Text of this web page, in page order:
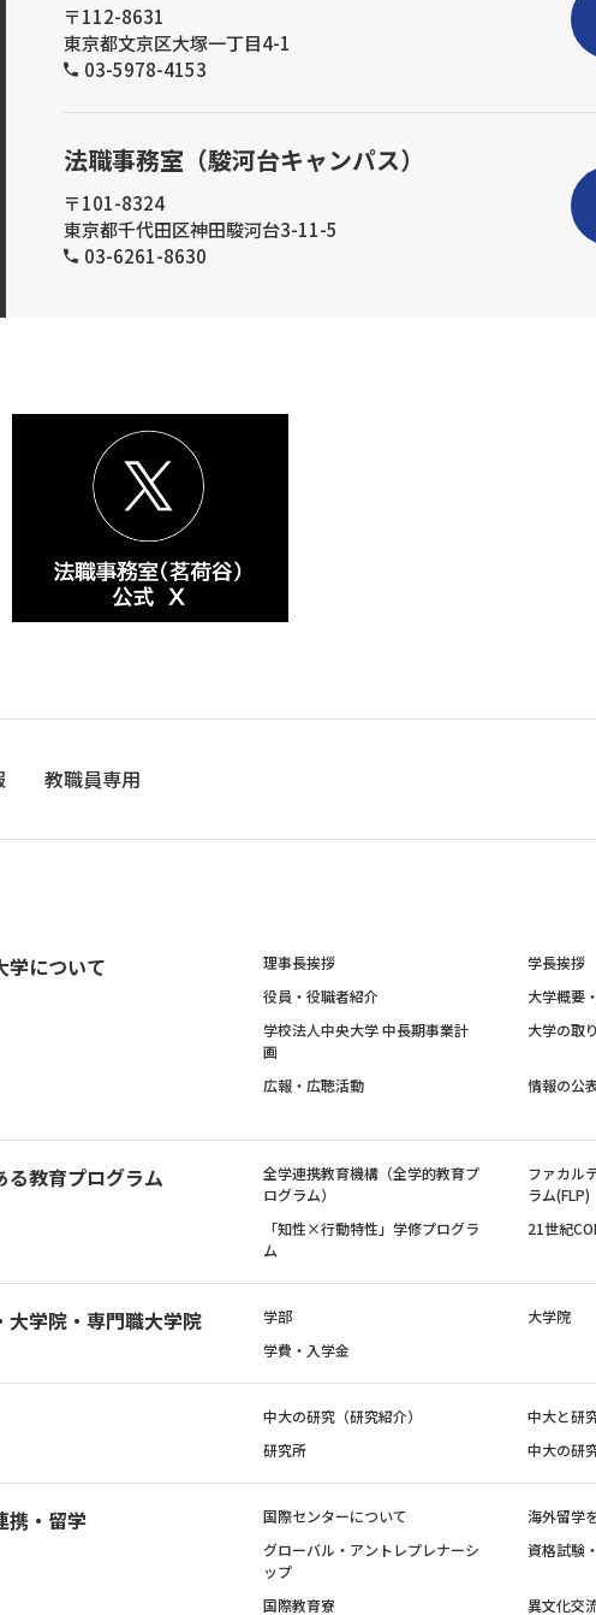
〒112-8631
東京都文京区大塚一丁目4-1
03-5978-4153
法職事務室（駿河台キャンパス）
〒101-8324
東京都千代田区神田駿河台3-11-5
03-6261-8630
教職員専用
学について 理事長挨拶 学長挨拶
役員・役職者紹介
大学概要
学校法人中央大学 中長期事業計
画
大学の取
広報・広聴活動 情報の公
る教育プログラム
全学連携教育機構（全学的教育プ
ログラム）
ファカル
ラム(FLP)
「知性×行動特性」学修プログラ
ム
21世紀
大学院・専門職大学院 学部 大学院
学費・入学金
中大の研究（研究紹介） 中大と研
研究所
中大の研
携・留学 国際センターについて 海外留学
グローバル・アントレプレナーシ
ップ
資格試験
国際教育寮 異文化交